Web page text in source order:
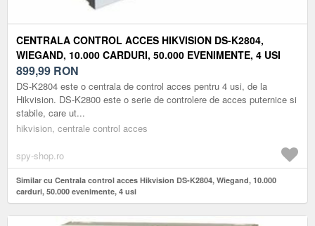
CENTRALA CONTROL ACCES HIKVISION DS-K2804,
WIEGAND, 10.000 CARDURI, 50.000 EVENIMENTE, 4 USI
899,99 RON
DS-K2804 este o centrala de control acces pentru 4 usi, de la
Hikvision. DS-K2800 este o serie de controlere de acces puternice si
stabile, care ut...
hikvision, centrale control acces
spy-shop.ro
Similar cu Centrala control acces Hikvision DS-K2804, Wiegand, 10.000
carduri, 50.000 evenimente, 4 usi